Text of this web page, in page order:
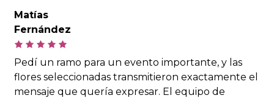
Matías
Fernández
Pedí un ramo para un evento importante, y las
flores seleccionadas transmitieron exactamente el
mensaje que quería expresar. El equipo de